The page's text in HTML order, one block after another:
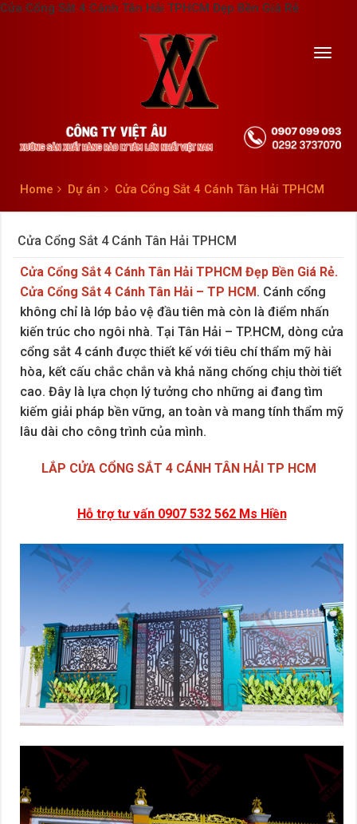
Cửa Cổng Sắt 4 Cánh Tân Hải TPHCM Đẹp Bền Giá Rẻ
Home Dự án Cửa Cổng Sắt 4 Cánh Tân Hải TPHCM
Cửa Cổng Sắt 4 Cánh Tân Hải TPHCM
Cửa Cổng Sắt 4 Cánh Tân Hải TPHCM Đẹp Bền Giá Rẻ.
Cửa Cổng Sắt 4 Cánh Tân Hải – TP HCM . Cánh cổng
không chỉ là lớp bảo vệ đầu tiên mà còn là điểm nhấn
kiến trúc cho ngôi nhà. Tại Tân Hải – TP.HCM, dòng cửa
cổng sắt 4 cánh được thiết kế với tiêu chí thẩm mỹ hài
hòa, kết cấu chắc chắn và khả năng chống chịu thời tiết
cao. Đây là lựa chọn lý tưởng cho những ai đang tìm
kiếm giải pháp bền vững, an toàn và mang tính thẩm mỹ
lâu dài cho công trình của mình.
LẮP CỬA CỔNG SẮT 4 CÁNH TÂN HẢI TP HCM
Hỗ trợ tư vấn 0907 532 562 Ms Hiền